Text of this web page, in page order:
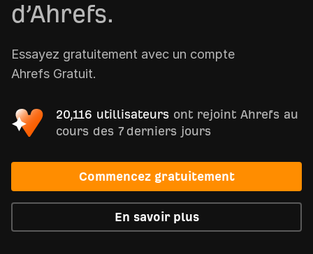
d’Ahrefs.
Essayez gratuitement avec un compte
Ahrefs Gratuit.
20,116 utillisateurs ont rejoint Ahrefs au
cours des 7 derniers jours
Commencez gratuitement
En savoir plus